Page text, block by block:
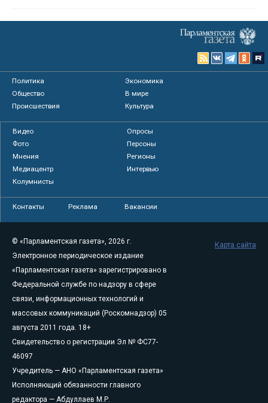
Политика
Экономика
Общество
В мире
Происшествия
Культура
Видео
Опросы
Фото
Персоны
Мнения
Регионы
Медиацентр
Интервью
Колумнисты
Контакты Реклама Вакансии
© «Парламентская газета», 2026 г.
Электронное периодическое издание
«Парламентская газета» зарегистрировано в
Федеральной службе по надзору в сфере
связи, информационных технологий и
массовых коммуникаций (Роскомнадзор) 05
августа 2011 года. 18+
Свидетельство о регистрации Эл № ФС77-
46097
Учредитель — АНО «Парламентская газета»
Исполняющий обязанности главного
редактора — Абдуллаев М.Р.
Карта сайта